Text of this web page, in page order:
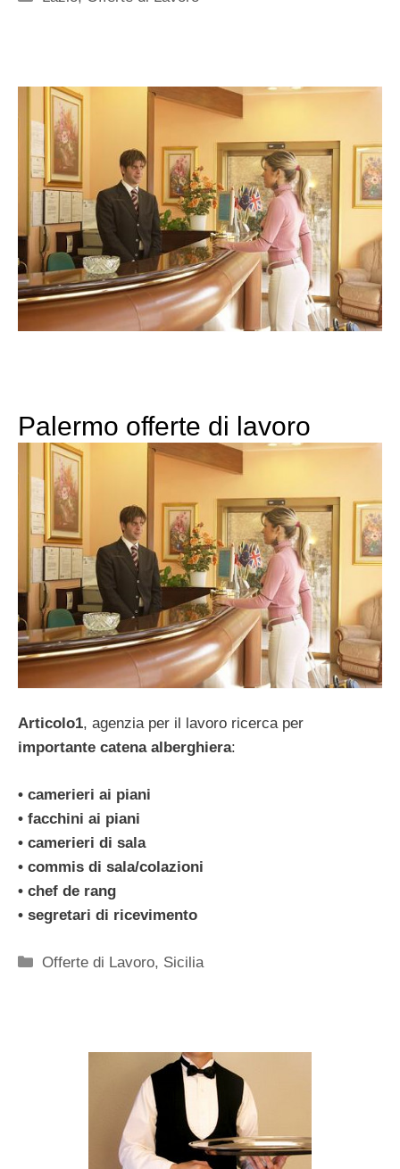
Palermo offerte di lavoro
Articolo1, agenzia per il lavoro ricerca per
importante catena alberghiera:
• camerieri ai piani
• facchini ai piani
• camerieri di sala
• commis di sala/colazioni
• chef de rang
• segretari di ricevimento
Categorie
Offerte di Lavoro, Sicilia